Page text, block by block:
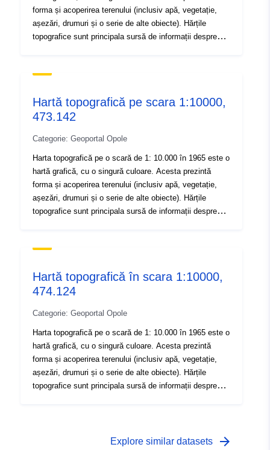
Proveniență:
Dane źródłowe pochodzą z
Centralnego Ośrodka
Dokumentacji Geodezyjnej i
uriRef:
Tip:
Resursă:
http://inspire.ec.europa.eu/
codelist/ResourceType/dataset
forma și acoperirea terenului (inclusiv apă, vegetație,
așezări, drumuri și o serie de alte obiecte). Hărțile
topografice sunt principala sursă de informații despre
Hartă topografică pe scara 1:10000,
473.142
Categorie: Geoportal Opole
Harta topografică pe o scară de 1: 10.000 în 1965 este o
hartă grafică, cu o singură culoare. Acesta prezintă
forma și acoperirea terenului (inclusiv apă, vegetație,
așezări, drumuri și o serie de alte obiecte). Hărțile
topografice sunt principala sursă de informații despre
Hartă topografică în scara 1:10000,
474.124
Categorie: Geoportal Opole
Harta topografică pe o scară de 1: 10.000 în 1965 este o
hartă grafică, cu o singură culoare. Acesta prezintă
forma și acoperirea terenului (inclusiv apă, vegetație,
așezări, drumuri și o serie de alte obiecte). Hărțile
topografice sunt principala sursă de informații despre
Explore similar datasets arrow_forward